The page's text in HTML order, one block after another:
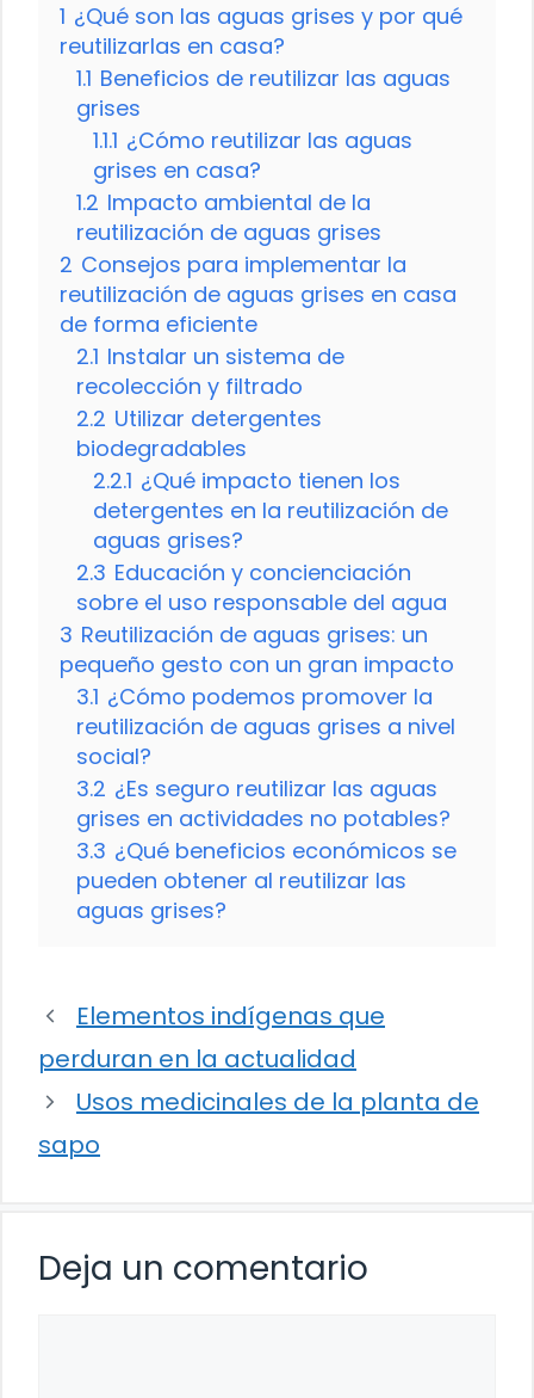
1 ¿Qué son las aguas grises y por qué
reutilizarlas en casa?
1.1 Beneficios de reutilizar las aguas
grises
1.1.1 ¿Cómo reutilizar las aguas
grises en casa?
1.2 Impacto ambiental de la
reutilización de aguas grises
2 Consejos para implementar la
reutilización de aguas grises en casa
de forma eficiente
2.1 Instalar un sistema de
recolección y filtrado
2.2 Utilizar detergentes
biodegradables
2.2.1 ¿Qué impacto tienen los
detergentes en la reutilización de
aguas grises?
2.3 Educación y concienciación
sobre el uso responsable del agua
3 Reutilización de aguas grises: un
pequeño gesto con un gran impacto
3.1 ¿Cómo podemos promover la
reutilización de aguas grises a nivel
social?
3.2 ¿Es seguro reutilizar las aguas
grises en actividades no potables?
3.3 ¿Qué beneficios económicos se
pueden obtener al reutilizar las
aguas grises?
Elementos indígenas que
perduran en la actualidad
Usos medicinales de la planta de
sapo
Deja un comentario